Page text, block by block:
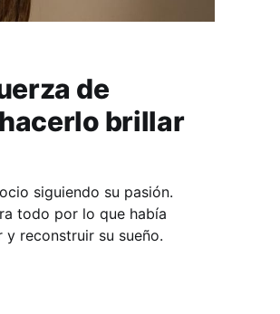
de
brillar
siguiendo su pasión.
todo por lo que había
reconstruir su sueño.